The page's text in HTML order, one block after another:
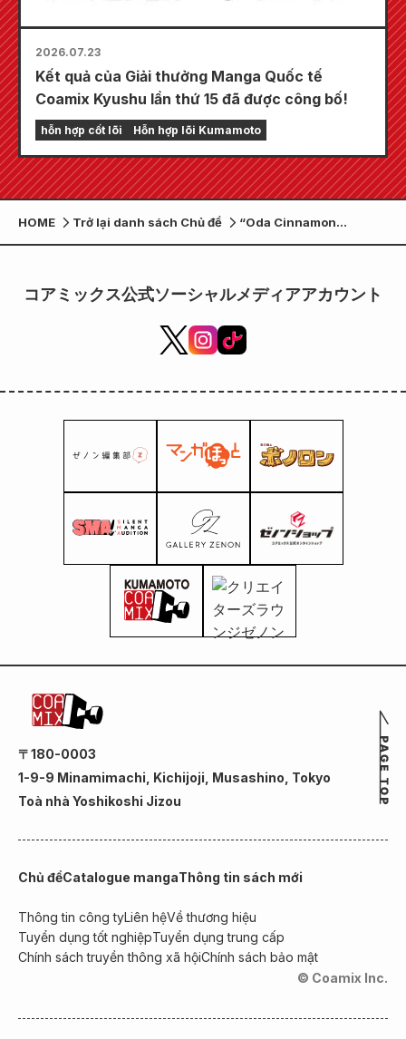
2026.07.23
Kết quả của Giải thưởng Manga Quốc tế
Coamix Kyushu lần thứ 15 đã được công bố!
hỗn hợp cốt lõi Hỗn hợp lõi Kumamoto
HOME Trở lại danh sách Chủ đề
“Oda Cinnamon
Ojisan Utakuni” bắt đầu
tháng 7
コアミックス公式ソーシャルメディアアカウント
〒180-0003
1-9-9 Minamimachi, Kichijoji, Musashino, Tokyo
Toà nhà Yoshikoshi Jizou
Chủ đềCatalogue mangaThông tin sách mới
Thông tin công tyLiên hệVề thương hiệu
Tuyển dụng tốt nghiệpTuyển dụng trung cấp
Chính sách truyền thông xã hộiChính sách bảo mật
© Coamix Inc.